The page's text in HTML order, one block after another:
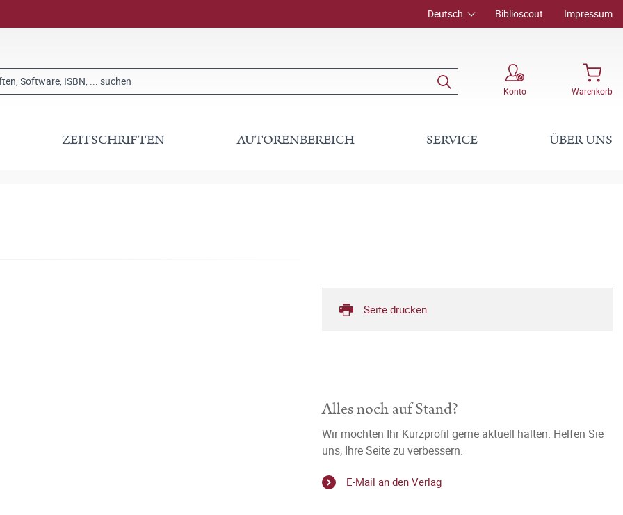
Deutsch Biblioscout Impressum
Konto Warenkorb
ZEITSCHRIFTEN AUTORENBEREICH SERVICE ÜBER UNS
Seite drucken
Alles noch auf Stand?
Wir möchten Ihr Kurzprofil gerne aktuell halten. Helfen Sie
uns, Ihre Seite zu verbessern.
E-Mail an den Verlag